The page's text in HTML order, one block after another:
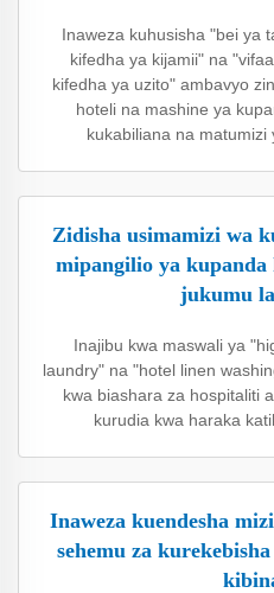
Inaweza kuhusisha "bei ya
kifedha ya kijamii" na
kifedha ya uzito" ambavyo
hoteli na mashine ya
kukabiliana na matumizi
Zidisha usimamizi wa
mipangilio ya
jukumu
Inajibu kwa maswali ya
laundry" na "hotel linen
kwa biashara za hospitaliti
kurudia kwa haraka
Inaweza kuendesha
sehemu za